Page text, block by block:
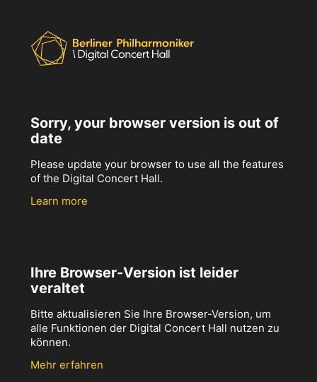
Sorry, your browser version is out of
date
Please update your browser to use all the features
of the Digital Concert Hall.
Learn more
Ihre Browser-Version ist leider
veraltet
Bitte aktualisieren Sie Ihre Browser-Version, um
alle Funktionen der Digital Concert Hall nutzen zu
können.
Mehr erfahren